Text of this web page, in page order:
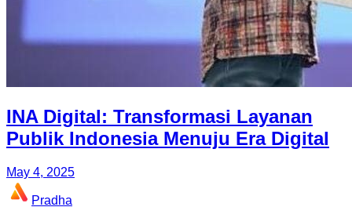
INA Digital: Transformasi Layanan
Publik Indonesia Menuju Era Digital
May 4, 2025
Pradha